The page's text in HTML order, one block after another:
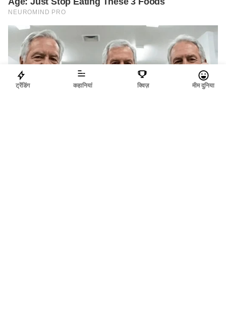
ट्रेंडिंग कहानियां क्विज़ मीम दुनिया